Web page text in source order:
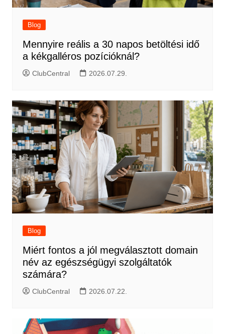
Blog
Mennyire reális a 30 napos betöltési idő
a kékgalléros pozícióknál?
ClubCentral 2026.07.29.
Blog
Miért fontos a jól megválasztott domain
név az egészségügyi szolgáltatók
számára?
ClubCentral 2026.07.22.